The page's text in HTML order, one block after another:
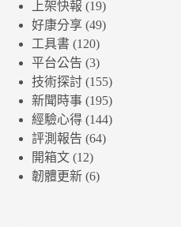
上架快報 (19)
好康分享 (49)
工具書 (120)
平台公告 (3)
技術探討 (155)
新聞時事 (195)
經驗心得 (144)
評測報告 (64)
開箱文 (12)
韌體更新 (6)